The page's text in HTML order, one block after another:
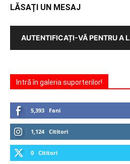
LĂSAȚI UN MESAJ
AUTENTIFICAȚI-VĂ PENTRU A
Intră în galeria suporterilor!
5,393 Fani
1,124 Cititori
0 Cititori